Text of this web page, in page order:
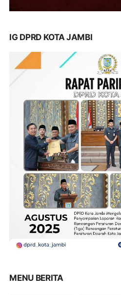
IG DPRD KOTA JAMBI
MENU BERITA